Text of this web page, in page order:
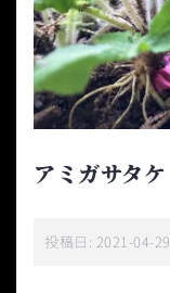
アミガサタケ
投稿日: 2021-04-29